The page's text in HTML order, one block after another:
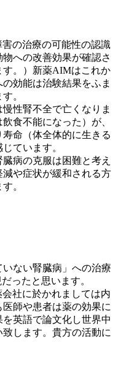
の治療の可能性の認識
への改善効果が確認さ
。）新薬AIMはこれか
効能は治験結果をふま
。
性腎不全で亡くなりま
食不能になった）が、
命（体全体的に生きる
ています。
病の克服は困難と考え
や症状が緩和される方
。
ない腎臓病」への治療
ったと思います。
社に於かれましては内
師や患者は薬の効果に
英語で論文化し世界中
します。貴方の活動に